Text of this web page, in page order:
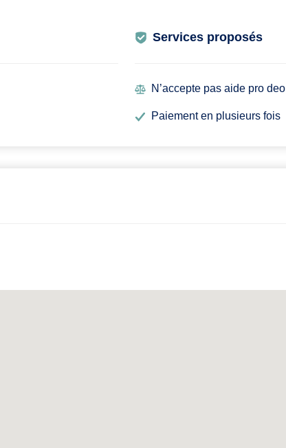
Services proposés
N’accepte pas aide pro deo
Paiement en plusieurs fois